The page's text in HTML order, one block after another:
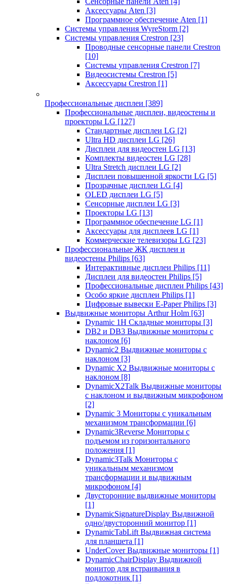
Аксессуары Aten [3]
Программное обеспечение Aten [1]
Системы управления WyreStorm [2]
Системы управления Crestron [23]
Проводные сенсорные панели Crestron
[10]
Системы управления Crestron [7]
Видеосистемы Crestron [5]
Аксессуары Crestron [1]
Профессиональные дисплеи [389]
Профессиональные дисплеи, видеостены и
проекторы LG [127]
Стандартные дисплеи LG [2]
Ultra HD дисплеи LG [26]
Дисплеи для видеостен LG [13]
Комплекты видеостен LG [28]
Ultra Stretch дисплеи LG [2]
Дисплеи повышенной яркости LG [5]
Прозрачные дисплеи LG [4]
OLED дисплеи LG [5]
Сенсорные дисплеи LG [3]
Проекторы LG [13]
Программное обеспечение LG [1]
Аксессуары для дисплеев LG [1]
Коммерческие телевизоры LG [23]
Профессиональные ЖК дисплеи и
видеостены Philips [63]
Интерактивные дисплеи Philips [11]
Дисплеи для видеостен Philips [5]
Профессиональные дисплеи Philips [43]
Особо яркие дисплеи Philips [1]
Цифровые вывески E-Paper Philips [3]
Выдвижные мониторы Arthur Holm [63]
Dynamic 1Н Складные мониторы [3]
DB2 и DB3 Выдвижные мониторы с
наклоном [6]
Dynamic2 Выдвижные мониторы с
наклоном [3]
Dynamic X2 Выдвижные мониторы с
наклоном [8]
DynamicX2Talk Выдвижные мониторы
с наклоном и выдвижным микрофоном
[2]
Dynamic 3 Мониторы с уникальным
механизмом трансформации [6]
Dynamic3Reverse Мониторы с
подъемом из горизонтального
положения [1]
Dynamic3Talk Мониторы с
уникальным механизмом
трансформации и выдвижным
микрофоном [4]
Двусторонние выдвижные мониторы
[1]
DynamicSignatureDisplay Выдвижной
одно/двусторонний монитор [1]
DynamicTabLift Выдвижная система
для планшета [1]
UnderCover Выдвижные мониторы [1]
DynamicChairDisplay Выдвижной
монитор для встраивания в
подлокотник [1]